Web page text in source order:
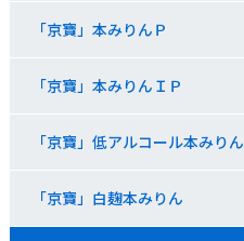
「京寶」本みりんＰ
「京寶」本みりんＩＰ
「京寶」低アルコール本みりん
「京寶」白麹本みりん